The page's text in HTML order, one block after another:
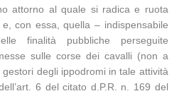
attorno al quale si radica e ruota
con essa, quella – indispensabile
finalità pubbliche perseguite
sulle corse dei cavalli (non a
degli ippodromi in tale attività
6 del citato d.P.R. n. 169 del